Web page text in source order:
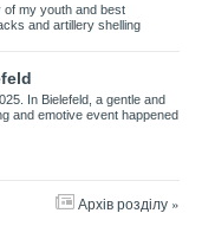
of my youth and best
and artillery shelling
In Bielefeld, a gentle and
and emotive event happened
Архів розділу »